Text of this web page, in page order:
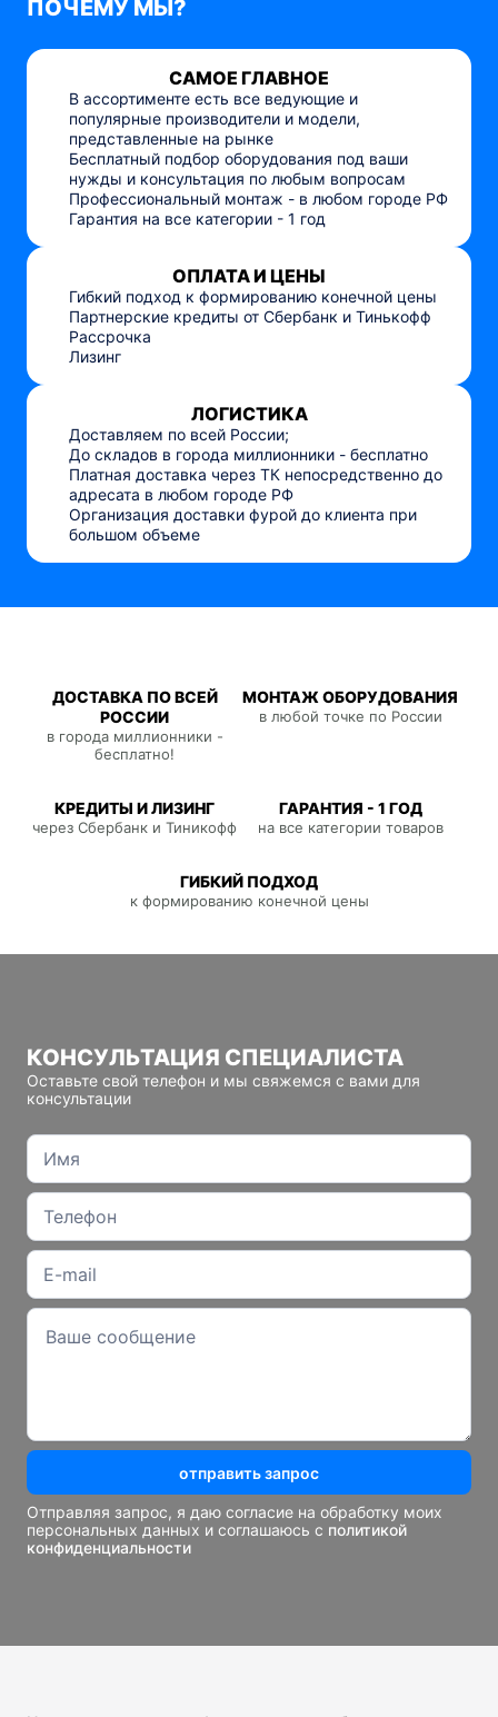
ПОЧЕМУ МЫ?
САМОЕ ГЛАВНОЕ
В ассортименте есть все ведующие и
популярные производители и модели,
представленные на рынке
Бесплатный подбор оборудования под ваши
нужды и консультация по любым вопросам
Профессиональный монтаж - в любом городе РФ
Гарантия на все категории - 1 год
ОПЛАТА И ЦЕНЫ
Гибкий подход к формированию конечной цены
Партнерские кредиты от Сбербанк и Тинькофф
Рассрочка
Лизинг
ЛОГИСТИКА
Доставляем по всей России;
До складов в города миллионники - бесплатно
Платная доставка через ТК непосредственно до
адресата в любом городе РФ
Организация доставки фурой до клиента при
большом объеме
ДОСТАВКА ПО ВСЕЙ
РОССИИ
в города миллионники -
бесплатно!
МОНТАЖ ОБОРУДОВАНИЯ
в любой точке по России
КРЕДИТЫ И ЛИЗИНГ
через Сбербанк и Тиникофф
ГАРАНТИЯ - 1 ГОД
на все категории товаров
ГИБКИЙ ПОДХОД
к формированию конечной цены
КОНСУЛЬТАЦИЯ СПЕЦИАЛИСТА
Оставьте свой телефон и мы свяжемся с вами для
консультации
отправить запрос
Отправляя запрос, я даю согласие на обработку моих
персональных данных и соглашаюсь с политикой
конфиденциальности